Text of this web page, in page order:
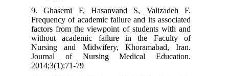
9. Ghasemi F, Hasanvand S, Valizadeh F.
Frequency of academic failure and its associated
factors from the viewpoint of students with and
without academic failure in the Faculty of
Nursing and Midwifery, Khoramabad, Iran.
Journal of Nursing Medical Education.
2014;3(1):71-79